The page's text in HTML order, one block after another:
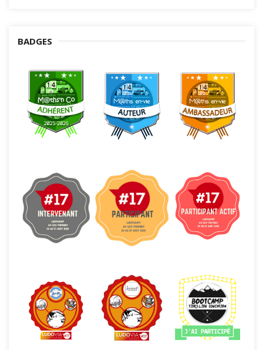
BADGES